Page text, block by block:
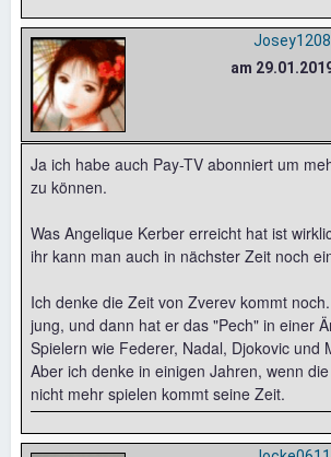
Josey1208
am
Ja ich habe auch Pay-TV abonniert um
zu können.
Was Angelique Kerber erreicht hat ist
ihr kann man auch in nächster Zeit noch
Ich denke die Zeit von Zverev kommt
jung, und dann hat er das "Pech" in einer
Spielern wie Federer, Nadal, Djokovic und
Aber ich denke in einigen Jahren, wenn
nicht mehr spielen kommt seine Zeit.